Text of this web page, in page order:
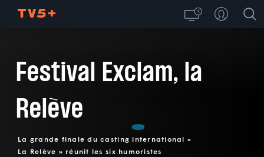
Festival Exclam, la
Relève
La grande finale du casting international «
La Relève » réunit les six humoristes